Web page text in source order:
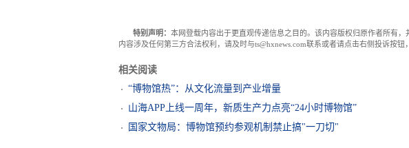
特别声明： 本网登载内容出于更直观传递信息之目的。该内容版权归原作者所有
内容涉及任何第三方合法权利，请及时与ts@hxnews.com联系或者请点击右侧投诉按钮
相关阅读
“博物馆热”：从文化流量到产业增量
山海APP上线一周年，新质生产力点亮“24小时博物馆”
国家文物局：博物馆预约参观机制禁止搞"一刀切"